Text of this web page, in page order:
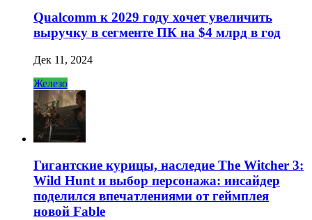
Qualcomm к 2029 году хочет увеличить
выручку в сегменте ПК на $4 млрд в год
Дек 11, 2024
Железо
Гигантские курицы, наследие The Witcher 3:
Wild Hunt и выбор персонажа: инсайдер
поделился впечатлениями от геймплея
новой Fable